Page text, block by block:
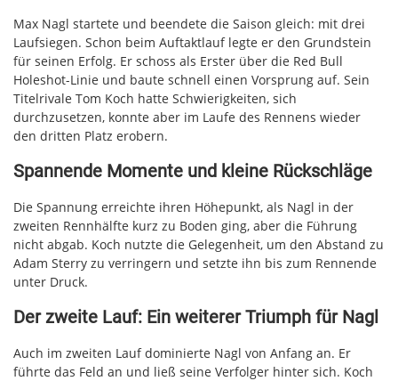
Max Nagl startete und beendete die Saison gleich: mit drei
Laufsiegen. Schon beim Auftaktlauf legte er den Grundstein
für seinen Erfolg. Er schoss als Erster über die Red Bull
Holeshot-Linie und baute schnell einen Vorsprung auf. Sein
Titelrivale Tom Koch hatte Schwierigkeiten, sich
durchzusetzen, konnte aber im Laufe des Rennens wieder
den dritten Platz erobern.
Spannende Momente und kleine Rückschläge
Die Spannung erreichte ihren Höhepunkt, als Nagl in der
zweiten Rennhälfte kurz zu Boden ging, aber die Führung
nicht abgab. Koch nutzte die Gelegenheit, um den Abstand zu
Adam Sterry zu verringern und setzte ihn bis zum Rennende
unter Druck.
Der zweite Lauf: Ein weiterer Triumph für Nagl
Auch im zweiten Lauf dominierte Nagl von Anfang an. Er
führte das Feld an und ließ seine Verfolger hinter sich. Koch